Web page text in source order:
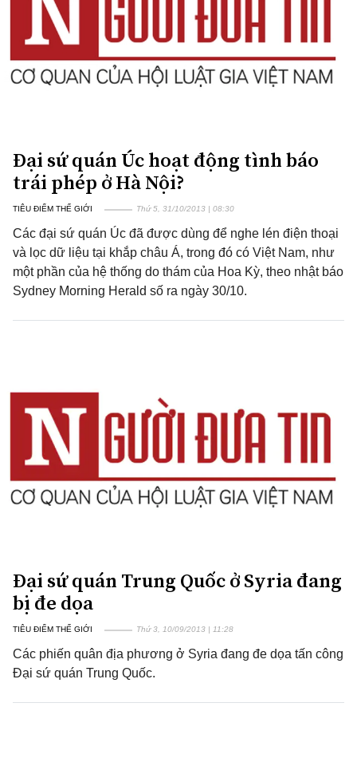
Đại sứ quán Úc hoạt động tình báo
trái phép ở Hà Nội?
TIÊU ĐIỂM THẾ GIỚI Thứ 5, 31/10/2013 | 08:30
Các đại sứ quán Úc đã được dùng để nghe lén điện thoại
và lọc dữ liệu tại khắp châu Á, trong đó có Việt Nam, như
một phần của hệ thống do thám của Hoa Kỳ, theo nhật báo
Sydney Morning Herald số ra ngày 30/10.
Đại sứ quán Trung Quốc ở Syria đang
bị đe dọa
TIÊU ĐIỂM THẾ GIỚI Thứ 3, 10/09/2013 | 11:28
Các phiến quân địa phương ở Syria đang đe dọa tấn công
Đại sứ quán Trung Quốc.